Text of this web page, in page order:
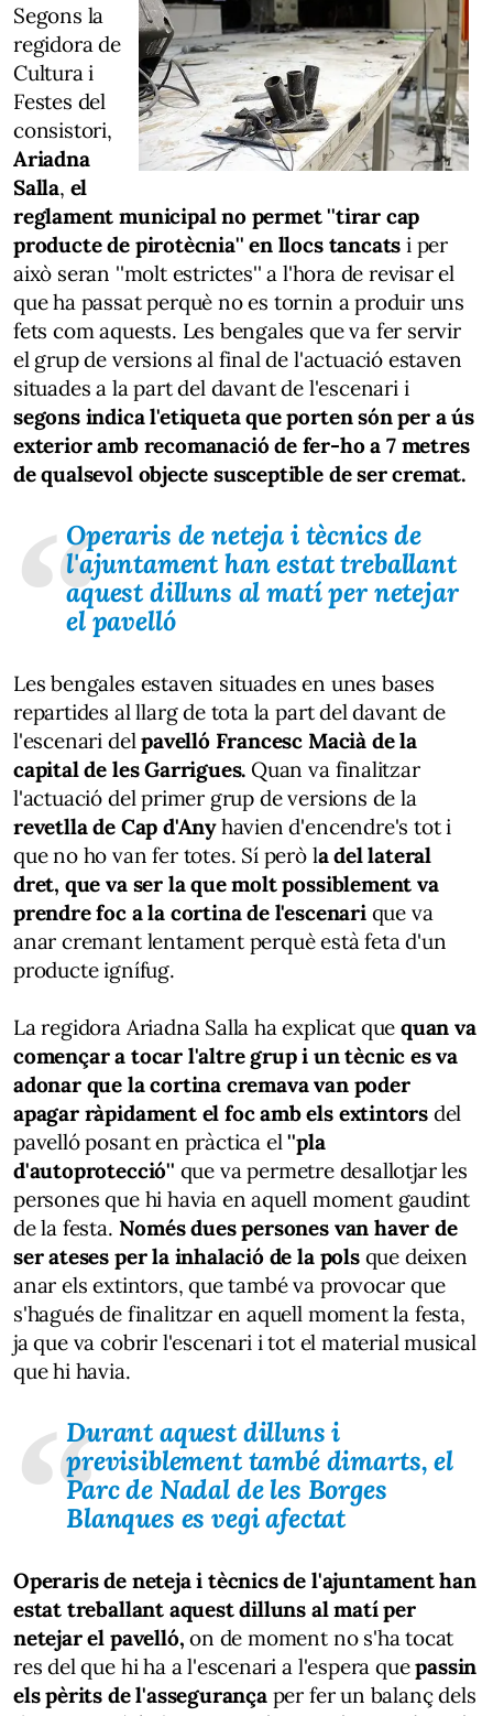
Segons la
regidora de
Cultura i
Festes del
consistori,
Ariadna
Salla, el
reglament municipal no permet ''tirar cap
producte de pirotècnia'' en llocs tancatsi per
això seran ''molt estrictes'' a l'hora de revisar el
que ha passat perquè no es tornin a produir uns
fets com aquests. Les bengales que va fer servir
el grup de versions al final de l'actuació estaven
situades a la part del davant de l'escenari i
segons indica l'etiqueta que porten són per a ús
exterior amb recomanació de fer-ho a 7 metres
de qualsevol objecte susceptible de ser cremat.
Operaris de neteja i tècnics de
l'ajuntament han estat treballant
aquest dilluns al matí per netejar
el pavelló
Les bengales estaven situades en unes bases
repartides al llarg de tota la part del davant de
l'escenari delpavelló Francesc Macià de la
capital de les Garrigues. Quan va finalitzar
l'actuació del primer grup de versions de la
revetlla de Cap d'Anyhavien d'encendre's tot i
que no ho van fer totes. Sí però la del lateral
dret, que va ser la que molt possiblement va
prendre foc a la cortina de l'escenarique va
anar cremant lentament perquè està feta d'un
producte ignífug.
La regidora Ariadna Salla ha explicat quequan va
començar a tocar l'altre grup i un tècnic es va
adonar que la cortina cremava van poder
apagar ràpidament el foc amb els extintors del
pavelló posant en pràctica el''pla
d'autoprotecció'' que va permetre desallotjar les
persones que hi havia en aquell moment gaudint
de la festa. Només dues persones van haver de
ser ateses per la inhalació de la polsque deixen
anar els extintors, que també va provocar que
s'hagués de finalitzar en aquell moment la festa,
ja que va cobrir l'escenari i tot el material musical
que hi havia.
Durant aquest dilluns i
previsiblement també dimarts, el
Parc de Nadal de les Borges
Blanques es vegi afectat
Operaris de neteja i tècnics de l'ajuntament han
estat treballant aquest dilluns al matí per
netejar el pavelló, on de moment no s'ha tocat
res del que hi ha a l'escenari a l'espera quepassin
els pèrits de l'assegurançaper fer un balanç dels